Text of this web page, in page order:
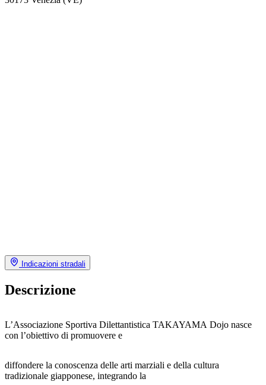
Indicazioni stradali
Descrizione
L’Associazione Sportiva Dilettantistica TAKAYAMA Dojo nasce
con l’obiettivo di promuovere e
diffondere la conoscenza delle arti marziali e della cultura
tradizionale giapponese, integrando la